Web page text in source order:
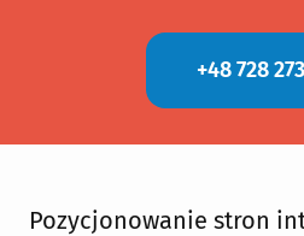
+48 728
Pozycjonowanie stron